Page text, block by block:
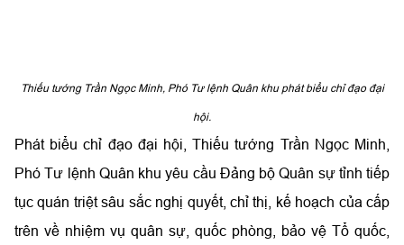
Thiếu tướng Trần Ngọc Minh, Phó Tư lệnh Quân khu phát biểu chỉ đạo đại
hội.
Phát biểu chỉ đạo đại hội, Thiếu tướng Trần Ngọc Minh,
Phó Tư lệnh Quân khu yêu cầu Đảng bộ Quân sự tỉnh tiếp
tục quán triệt sâu sắc nghị quyết, chỉ thị, kế hoạch của cấp
trên về nhiệm vụ quân sự, quốc phòng, bảo vệ Tổ quốc,